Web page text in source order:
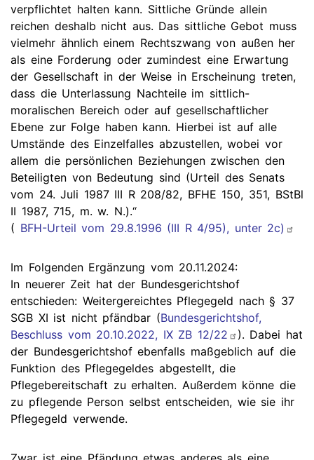
verpflichtet halten kann. Sittliche Gründe allein
reichen deshalb nicht aus. Das sittliche Gebot muss
vielmehr ähnlich einem Rechtszwang von außen her
als eine Forderung oder zumindest eine Erwartung
der Gesellschaft in der Weise in Erscheinung treten,
dass die Unterlassung Nachteile im sittlich-
moralischen Bereich oder auf gesellschaftlicher
Ebene zur Folge haben kann. Hierbei ist auf alle
Umstände des Einzelfalles abzustellen, wobei vor
allem die persönlichen Beziehungen zwischen den
Beteiligten von Bedeutung sind (Urteil des Senats
vom 24. Juli 1987 III R 208/82, BFHE 150, 351, BStBl
II 1987, 715, m. w. N.).“
( BFH-Urteil vom 29.8.1996 (III R 4/95), unter 2c)
Im Folgenden Ergänzung vom 20.11.2024:
In neuerer Zeit hat der Bundesgerichtshof
entschieden: Weitergereichtes Pflegegeld nach § 37
SGB XI ist nicht pfändbar (Bundesgerichtshof,
Beschluss vom 20.10.2022, IX ZB 12/22
). Dabei hat
der Bundesgerichtshof ebenfalls maßgeblich auf die
Funktion des Pflegegeldes abgestellt, die
Pflegebereitschaft zu erhalten. Außerdem könne die
zu pflegende Person selbst entscheiden, wie sie ihr
Pflegegeld verwende.